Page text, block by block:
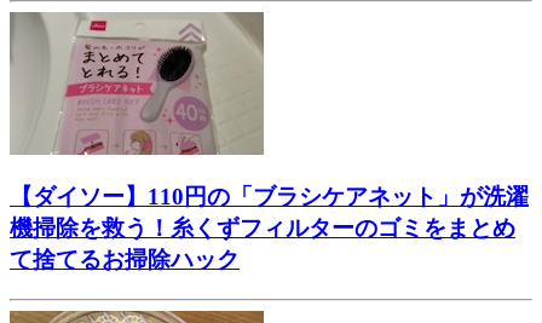
【ダイソー】110円の「ブラシケアネット」が洗濯
機掃除を救う！糸くずフィルターのゴミをまとめ
て捨てるお掃除ハック